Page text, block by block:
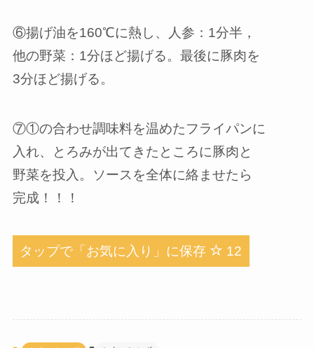
⑥揚げ油を160℃に熱し、人参：1分半，
他の野菜：1分ほど揚げる。最後に豚肉を
3分ほど揚げる。
⑦①の合わせ調味料を温めたフライパンに
入れ、とろみが出てきたところに豚肉と
野菜を投入。ソースを全体に絡ませたら
完成！！！
タップで「お気に入り」に保存 12